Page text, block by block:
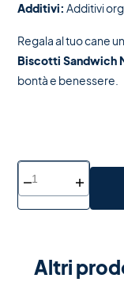
Additivi: Additivi
Regala al tuo cane
Biscotti Sandwich
bontà e benessere.
Altri